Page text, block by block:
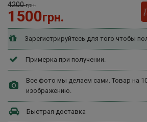
4200грн.
1500грн.
Зарегистрируйтесь для того чтобы
Примерка при получении.
Все фото мы делаем сами. Товар на
изображению.
Быстрая доставка